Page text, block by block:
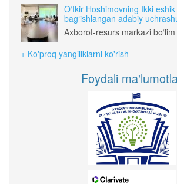
O‘tkir Hoshimovning Ikki
bag‘ishlangan adabiy
Axborot-resurs markazi
+ Ko'proq yangiliklarni ko'rish
Foydali